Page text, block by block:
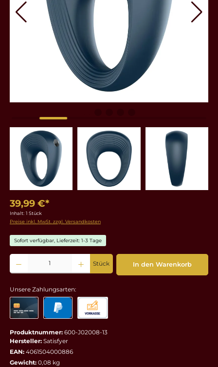
39,99 €*
Inhalt: 1 Stück
Preise inkl. MwSt. zzgl. Versandkosten
Sofort verfügbar, Lieferzeit: 1-3 Tage
Produkt Anzahl: Gib den gewünschten Wert ein oder benutze die Schaltflächen um
Stück In den Warenkorb
Unsere Zahlungsarten:
Produktnummer: 600-J02008-13
Hersteller: Satisfyer
EAN: 4061504000886
Gewicht: 0,08 kg